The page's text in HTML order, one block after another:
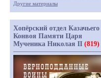
Другие материалы
Хопёрский отдел Казачьего
Конвоя Памяти Царя
Мученика Николая II (819)